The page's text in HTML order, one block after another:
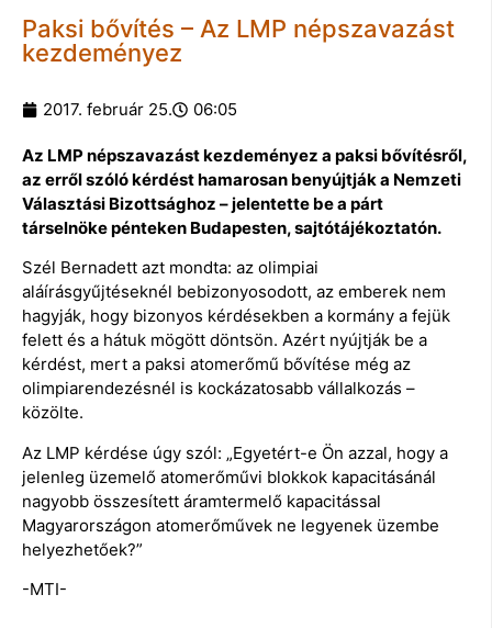
Paksi bővítés – Az LMP népszavazást
kezdeményez
2017. február 25. 06:05
Az LMP népszavazást kezdeményez a paksi bővítésről,
az erről szóló kérdést hamarosan benyújtják a Nemzeti
Választási Bizottsághoz – jelentette be a párt
társelnöke pénteken Budapesten, sajtótájékoztatón.
Szél Bernadett azt mondta: az olimpiai
aláírásgyűjtéseknél bebizonyosodott, az emberek nem
hagyják, hogy bizonyos kérdésekben a kormány a fejük
felett és a hátuk mögött döntsön. Azért nyújtják be a
kérdést, mert a paksi atomerőmű bővítése még az
olimpiarendezésnél is kockázatosabb vállalkozás –
közölte.
Az LMP kérdése úgy szól: „Egyetért-e Ön azzal, hogy a
jelenleg üzemelő atomerőművi blokkok kapacitásánál
nagyobb összesített áramtermelő kapacitással
Magyarországon atomerőművek ne legyenek üzembe
helyezhetőek?”
-MTI-